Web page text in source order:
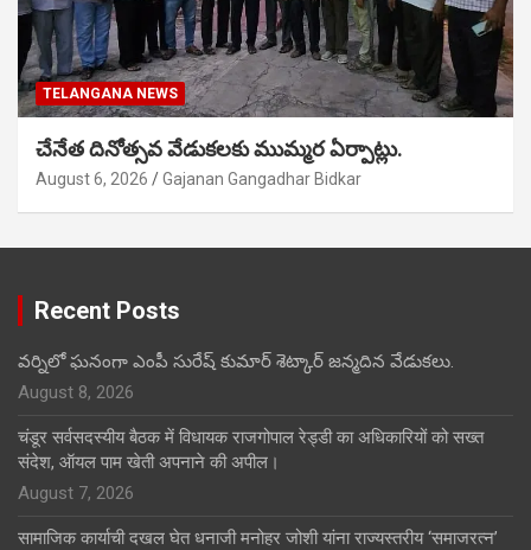
TELANGANA NEWS
చేనేత దినోత్సవ వేడుకలకు ముమ్మర ఏర్పాట్లు.
August 6, 2026 Gajanan Gangadhar Bidkar
Recent Posts
వర్నిలో ఘనంగా ఎంపీ సురేష్ కుమార్ శెట్కార్ జన్మదిన వేడుకలు.
August 8, 2026
चंडूर सर्वसदस्यीय बैठक में विधायक राजगोपाल रेड्डी का अधिकारियों को सख्त
संदेश, ऑयल पाम खेती अपनाने की अपील।
August 7, 2026
सामाजिक कार्याची दखल घेत धनाजी मनोहर जोशी यांना राज्यस्तरीय ‘समाजरत्न’